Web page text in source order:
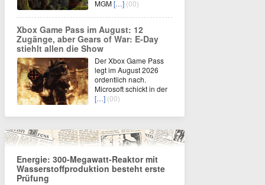
MGM[…] (00)
Xbox Game Pass im August: 12
Zugänge, aber Gears of War: E-Day
stiehlt allen die Show
Der Xbox Game Pass
legt im August 2026
ordentlich nach.
Microsoft schickt in der
[…] (00)
Energie: 300-Megawatt-Reaktor mit
Wasserstoffproduktion besteht erste
Prüfung